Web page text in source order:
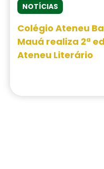
NOTÍCIAS
Colégio Ateneu
Mauá realiza 2ª
Ateneu Literário